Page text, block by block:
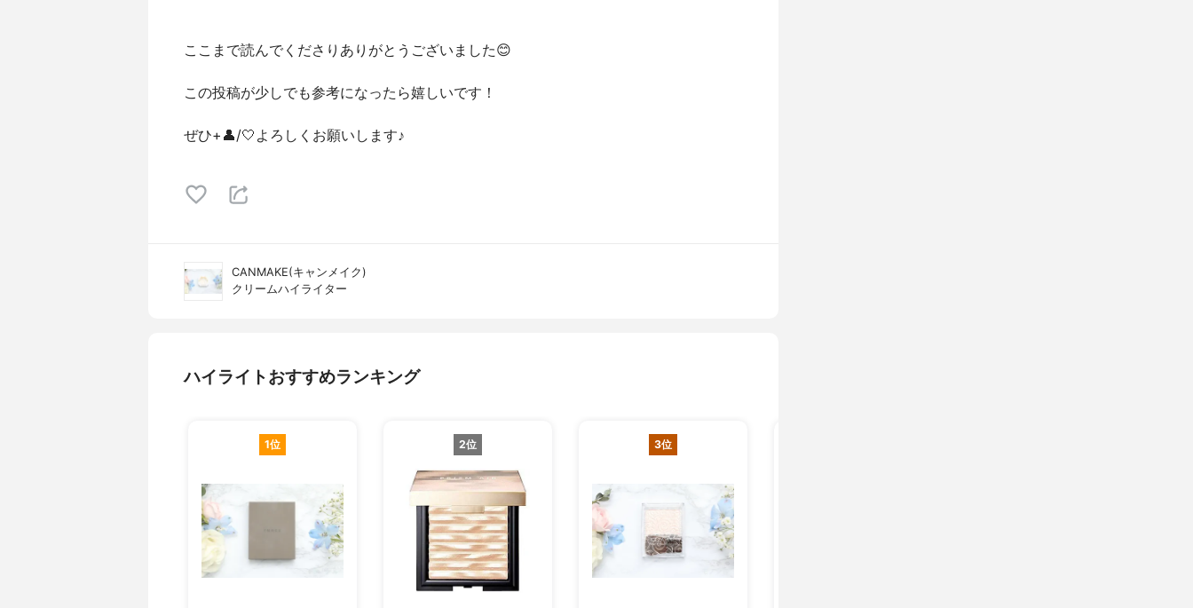
ここまで読んでくださりありがとうございました😊
この投稿が少しでも参考になったら嬉しいです！
ぜひ+👤/🤍よろしくお願いします♪
CANMAKE(キャンメイク)
クリームハイライター
ハイライトおすすめランキング
1位 2位 3位